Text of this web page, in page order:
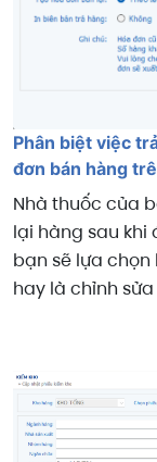
Phân biệt việc
đơn bán hàng
Nhà thuốc của
lại hàng sau khi
bạn sẽ lựa
hay là chỉnh